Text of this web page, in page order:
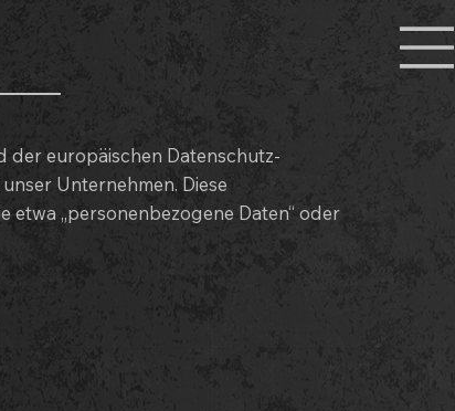
der europäischen Datenschutz-
Unternehmen. Diese
„personenbezogene Daten“ oder